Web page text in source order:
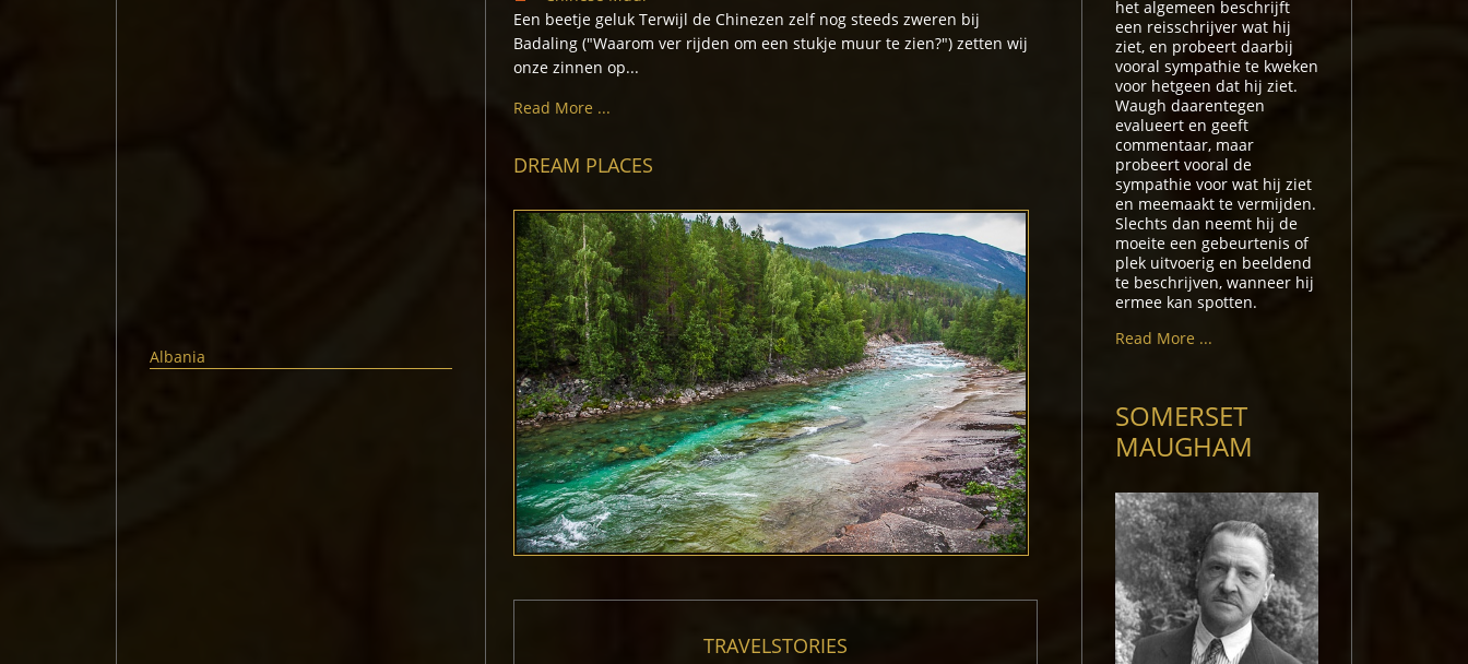
Albania
Een beetje geluk Terwijl de Chinezen zelf nog steeds zweren bij
Badaling ("Waarom ver rijden om een stukje muur te zien?") zetten wij
onze zinnen op...
Read More ...
DREAM PLACES
TRAVELSTORIES
het algemeen beschrijft
een reisschrijver wat hij
ziet, en probeert daarbij
vooral sympathie te kweken
voor hetgeen dat hij ziet.
Waugh daarentegen
evalueert en geeft
commentaar, maar
probeert vooral de
sympathie voor wat hij ziet
en meemaakt te vermijden.
Slechts dan neemt hij de
moeite een gebeurtenis of
plek uitvoerig en beeldend
te beschrijven, wanneer hij
ermee kan spotten.
Read More ...
SOMERSET
MAUGHAM